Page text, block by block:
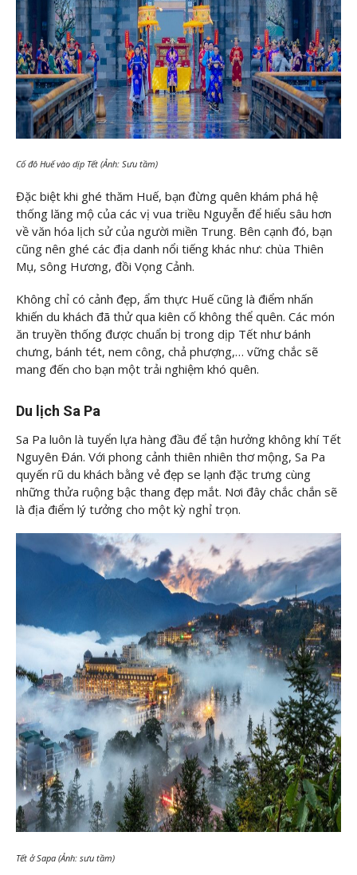
Cố đô Huế vào dịp Tết (Ảnh: Sưu tầm)
Đặc biệt khi ghé thăm Huế, bạn đừng quên khám phá hệ
thống lăng mộ của các vị vua triều Nguyễn để hiểu sâu hơn
về văn hóa lịch sử của người miền Trung. Bên cạnh đó, bạn
cũng nên ghé các địa danh nổi tiếng khác như: chùa Thiên
Mụ, sông Hương, đồi Vọng Cảnh.
Không chỉ có cảnh đẹp, ẩm thực Huế cũng là điểm nhấn
khiến du khách đã thử qua kiên cố không thể quên. Các món
ăn truyền thống được chuẩn bị trong dịp Tết như bánh
chưng, bánh tét, nem công, chả phượng,… vững chắc sẽ
mang đến cho bạn một trải nghiệm khó quên.
Du lịch Sa Pa
Sa Pa luôn là tuyển lựa hàng đầu để tận hưởng không khí Tết
Nguyên Đán. Với phong cảnh thiên nhiên thơ mộng, Sa Pa
quyến rũ du khách bằng vẻ đẹp se lạnh đặc trưng cùng
những thửa ruộng bậc thang đẹp mắt. Nơi đây chắc chắn sẽ
là địa điểm lý tưởng cho một kỳ nghỉ trọn.
Tết ở Sapa (Ảnh: sưu tầm)